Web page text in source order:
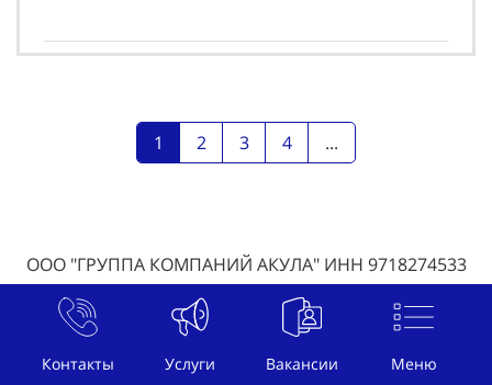
Контакты Услуги Вакансии Меню
1 2 3 4 ...
ООО "ГРУППА КОМПАНИЙ АКУЛА" ИНН 9718274533
КПП 770301001
© , г. Сурск, ул. , телефон +7 (800) 707-07-92
welcome@btl-akula.ru